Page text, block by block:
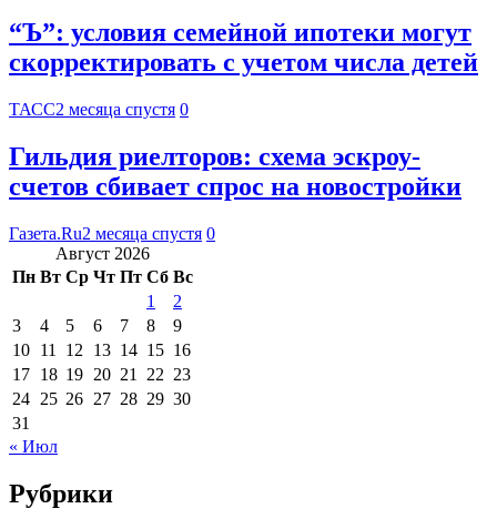
“Ъ”: условия семейной ипотеки могут
скорректировать с учетом числа детей
ТАСС2 месяца спустя 0
Гильдия риелторов: схема эскроу-
счетов сбивает спрос на новостройки
Газета.Ru2 месяца спустя 0
Август 2026
Пн Вт Ср Чт Пт Сб Вс
1
2
3
4 5 6 7 8
9
10 11 12 13 14 15 16
17 18 19 20 21 22 23
24 25 26 27 28 29 30
31
« Июл
Рубрики